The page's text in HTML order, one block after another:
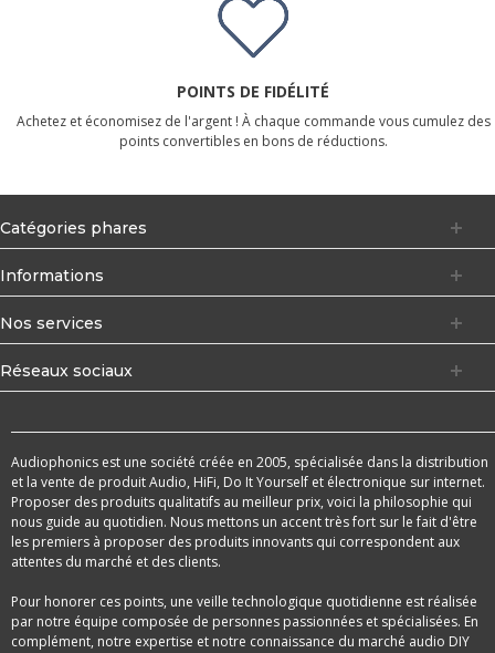
POINTS DE FIDÉLITÉ
Achetez et économisez de l'argent ! À chaque commande vous cumulez des
points convertibles en bons de réductions.
Catégories phares
Informations
Nos services
Réseaux sociaux
Audiophonics est une société créée en 2005, spécialisée dans la distribution
et la vente de produit Audio, HiFi, Do It Yourself et électronique sur internet.
Proposer des produits qualitatifs au meilleur prix, voici la philosophie qui
nous guide au quotidien. Nous mettons un accent très fort sur le fait d'être
les premiers à proposer des produits innovants qui correspondent aux
attentes du marché et des clients.
Pour honorer ces points, une veille technologique quotidienne est réalisée
par notre équipe composée de personnes passionnées et spécialisées. En
complément, notre expertise et notre connaissance du marché audio DIY